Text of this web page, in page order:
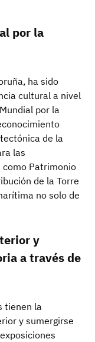
por la
ha sido
cultural a nivel
por la
de la
las
como Patrimonio
de la Torre
no solo de
y
a través de
tienen la
y sumergirse